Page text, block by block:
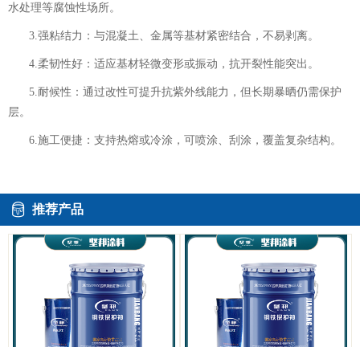
水处理等腐蚀性场所。
3.强粘结力：与混凝土、金属等基材紧密结合，不易剥离。
4.柔韧性好：适应基材轻微变形或振动，抗开裂性能突出。
5.耐候性：通过改性可提升抗紫外线能力，但长期暴晒仍需保护
层。
6.施工便捷：支持热熔或冷涂，可喷涂、刮涂，覆盖复杂结构。
推荐产品